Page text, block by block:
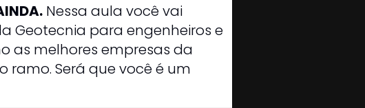
Nessa aula você vai
Geotecnia para engenheiros e
as melhores empresas da
ramo. Será que você é um